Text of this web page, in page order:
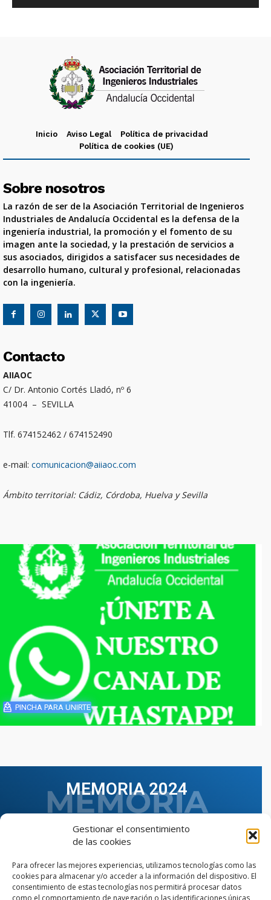
Gestionar el consentimiento
de las cookies
Para ofrecer las mejores experiencias, utilizamos tecnologías como las
cookies para almacenar y/o acceder a la información del dispositivo. El
consentimiento de estas tecnologías nos permitirá procesar datos
como el comportamiento de navegación o las identificaciones únicas
Inicio Aviso Legal
Política de privacidad
Política de cookies (UE)
Sobre nosotros
La razón de ser de la Asociación Territorial de Ingenieros
Industriales de Andalucía Occidental es la defensa de la
ingeniería industrial, la promoción y el fomento de su
imagen ante la sociedad, y la prestación de servicios a
sus asociados, dirigidos a satisfacer sus necesidades de
desarrollo humano, cultural y profesional, relacionadas
con la ingeniería.
Contacto
AIIAOC
C/ Dr. Antonio Cortés Lladó, nº 6
41004 – SEVILLA
Tlf. 674152462 / 674152490
e-mail: comunicacion@aiiaoc.com
Ámbito territorial: Cádiz, Córdoba, Huelva y Sevilla
PINCHA PARA UNIRTE
MEMORIA 2024